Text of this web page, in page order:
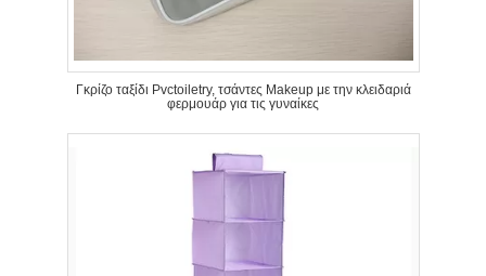
Γκρίζο ταξίδι Pvctoiletry, τσάντες Makeup με την κλειδαριά
φερμουάρ για τις γυναίκες